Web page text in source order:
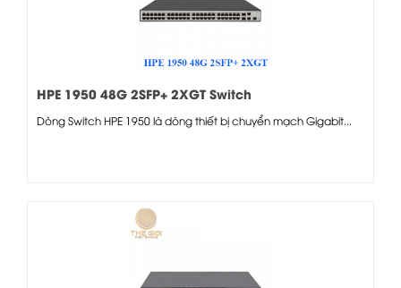
HPE 1950 48G 2SFP+ 2XGT Switch
Dòng Switch HPE 1950 là dòng thiết bị chuyển mạch Gigabit...